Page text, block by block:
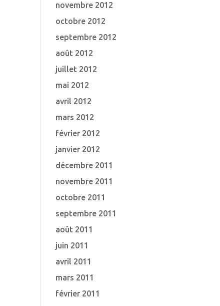
novembre 2012
octobre 2012
septembre 2012
août 2012
juillet 2012
mai 2012
avril 2012
mars 2012
février 2012
janvier 2012
décembre 2011
novembre 2011
octobre 2011
septembre 2011
août 2011
juin 2011
avril 2011
mars 2011
février 2011